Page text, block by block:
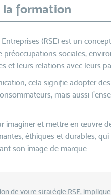
la formation
(RSE) est un
sociales,
et leurs relations avec leurs
cela signifie adopter
mais aussi
imaginer et mettre en œuvre
éthiques et durables,
son image de marque.
de votre stratégie RSE,